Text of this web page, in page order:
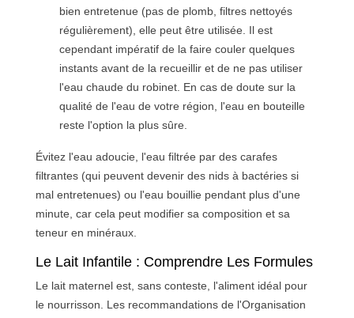
bien entretenue (pas de plomb, filtres nettoyés
régulièrement), elle peut être utilisée. Il est
cependant impératif de la faire couler quelques
instants avant de la recueillir et de ne pas utiliser
l'eau chaude du robinet. En cas de doute sur la
qualité de l'eau de votre région, l'eau en bouteille
reste l'option la plus sûre.
Évitez l'eau adoucie, l'eau filtrée par des carafes
filtrantes (qui peuvent devenir des nids à bactéries si
mal entretenues) ou l'eau bouillie pendant plus d'une
minute, car cela peut modifier sa composition et sa
teneur en minéraux.
Le Lait Infantile : Comprendre Les Formules
Le lait maternel est, sans conteste, l'aliment idéal pour
le nourrisson. Les recommandations de l'Organisation